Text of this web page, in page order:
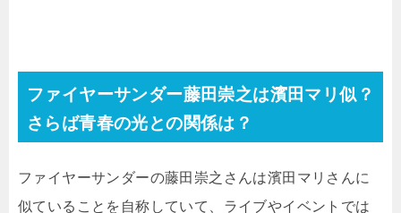
ファイヤーサンダー藤田崇之は濱田マリ似？
さらば青春の光との関係は？
ファイヤーサンダーの藤田崇之さんは濱田マリさんに
似ていることを自称していて、ライブやイベントでは